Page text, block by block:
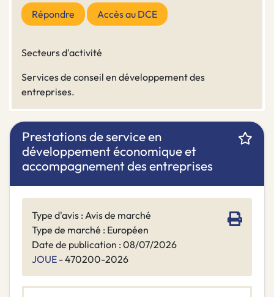
Répondre Accès au DCE
Secteurs d'activité
Services de conseil en développement des
entreprises.
Prestations de service en
développement économique et
accompagnement des entreprises
Type d'avis : Avis de marché
Type de marché : Européen
Date de publication : 08/07/2026
JOUE - 470200-2026